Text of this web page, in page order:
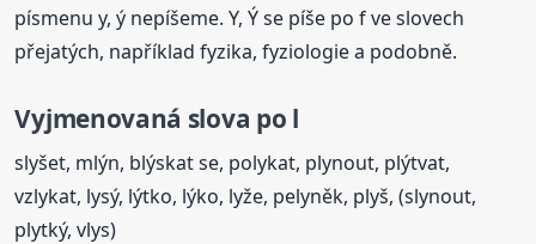
písmenu y, ý nepíšeme. Y, Ý se píše po f ve slovech
přejatých, například fyzika, fyziologie a podobně.
Vyjmenovaná slova po l
slyšet, mlýn, blýskat se, polykat, plynout, plýtvat,
vzlykat, lysý, lýtko, lýko, lyže, pelyněk, plyš, (slynout,
plytký, vlys)